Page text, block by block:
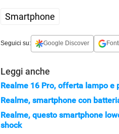
Smartphone
Seguici su: Google Discover
Leggi anche
Realme 16 Pro, offerta lampo
Realme, smartphone con
Realme, questo smartphone
shock